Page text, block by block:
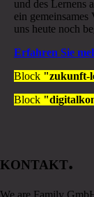
und des Lernens
ein
uns heute noch
Erfahren Sie
Block "zukunft-
Block
KONTAKT.